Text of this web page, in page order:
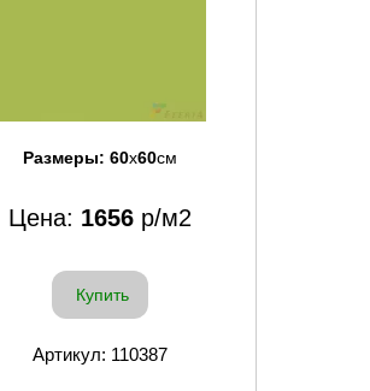
Размеры: 60x60см
Цена: 1656 р/м2
Купить
Артикул: 110387